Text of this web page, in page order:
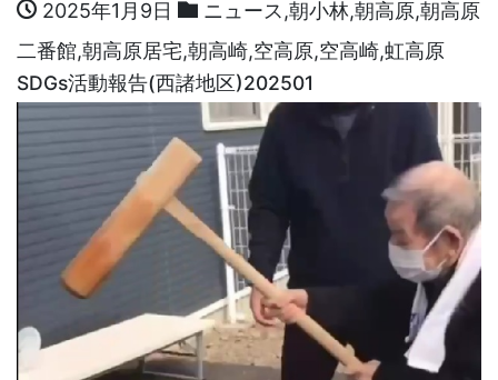
2025年1月9日 ニュース ,朝小林,朝高原,朝高原
二番館,朝高原居宅,朝高崎,空高原,空高崎,虹高原
SDGs活動報告(西諸地区)202501